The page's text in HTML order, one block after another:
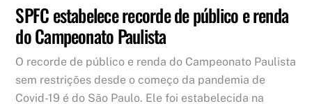
SPFC estabelece recorde de público e renda
do Campeonato Paulista
O recorde de público e renda do Campeonato Paulista
sem restrições desde o começo da pandemia de
Covid-19 é do São Paulo. Ele foi estabelecida na